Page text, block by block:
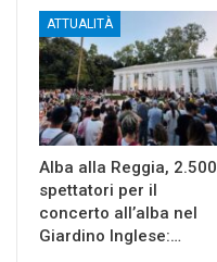
ATTUALITÀ
Alba alla Reggia, 2.500
spettatori per il
concerto all’alba nel
Giardino Inglese:…